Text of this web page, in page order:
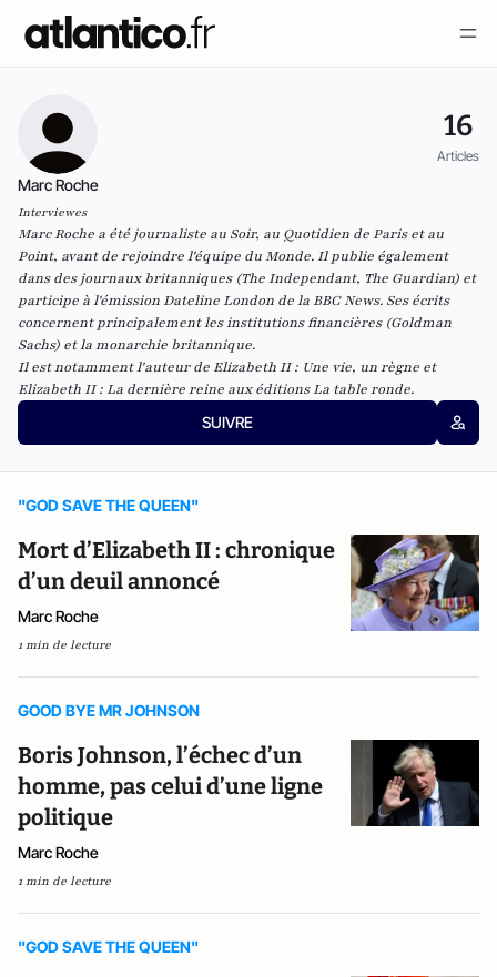
16
Articles
Marc Roche
Interviewes
Marc Roche a été journaliste auSoir, au Quotidien de Pariset au
Point, avant de rejoindre l'équipe duMonde. Il publie également
dans des journaux britanniques (The Independant, The Guardian) et
participe à l'émissionDateline London de la BBC News. Ses écrits
concernent principalement les institutions financières (Goldman
Sachs) et la monarchie britannique.
Il est notamment l'auteur deElizabeth II : Une vie, un règne et
Elizabeth II : La dernière reine aux éditions La table ronde.
SUIVRE
"GOD SAVE THE QUEEN"
Mort d’Elizabeth II : chronique
d’un deuil annoncé
Marc Roche
1 min de lecture
GOOD BYE MR JOHNSON
Boris Johnson, l’échec d’un
homme, pas celui d’une ligne
politique
Marc Roche
1 min de lecture
"GOD SAVE THE QUEEN"